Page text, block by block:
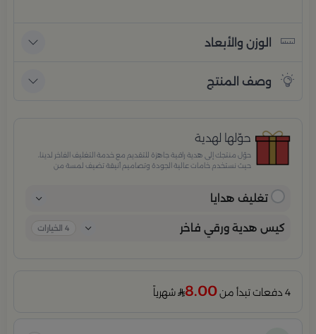
الوزن والأبعاد
وصف المنتج
حوّلها لهدية
حوّل منتجك إلى هدية راقية جاهزة للتقديم مع خدمة التغليف الفاخر لدينا،
حيث نستخدم خامات عالية الجودة وتصاميم أنيقة تضيف لمسة من
تغليف هدايا
كيس هدية ورقي فاخر 4 الخيارات
4 دفعات تبدأ من 8.00 شهرياً